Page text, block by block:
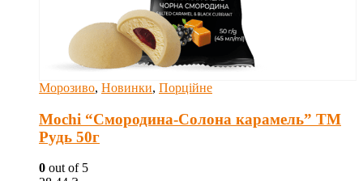
Морозиво, Новинки, Порційне
Mochi “Смородина-Солона карамель” ТМ
Рудь 50г
0 out of 5